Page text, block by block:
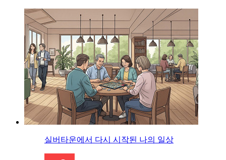
실버타운에서 다시 시작된 나의 일상